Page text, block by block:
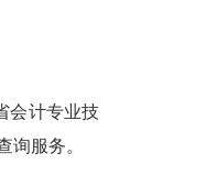
会计专业技
询服务。